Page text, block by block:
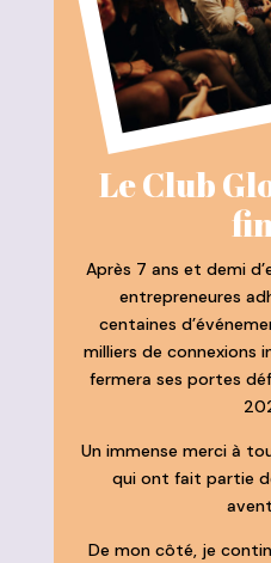
Le Club
Après 7 ans et demi
entrepreneures
centaines
milliers de connexions
fermera ses portes
Un immense merci à
qui ont fait partie
De mon côté, je